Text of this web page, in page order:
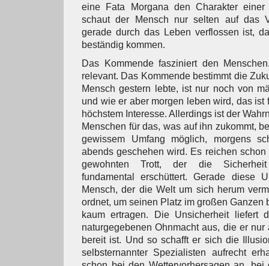
eine Fata Morgana den Charakter
schaut der Mensch nur selten auf das
gerade durch das Leben verflossen ist,
beständig kommen.
Das Kommende fasziniert den
relevant. Das Kommende bestimmt die
Mensch gestern lebte, ist nur noch von
und wie er aber morgen leben wird, das ist
höchstem Interesse. Allerdings ist der
Menschen für das, was auf ihn zukommt,
gewissem Umfang möglich, morgens
abends geschehen wird. Es reichen
gewohnten Trott, der die
fundamental erschüttert. Gerade diese
Mensch, der die Welt um sich herum
ordnet, um seinen Platz im großen Ganzen
kaum ertragen. Die Unsicherheit liefert
naturgegebenen Ohnmacht aus, die er
bereit ist. Und so schafft er sich die
selbsternannter Spezialisten aufrecht